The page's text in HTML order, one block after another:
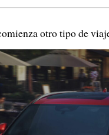
otro tipo de